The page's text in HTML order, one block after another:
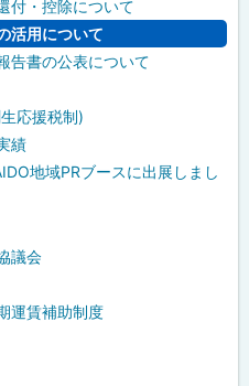
付・控除について
活用について
告書の公表について
応援税制)
績
地域PRブースに出展しまし
議会
運賃補助制度